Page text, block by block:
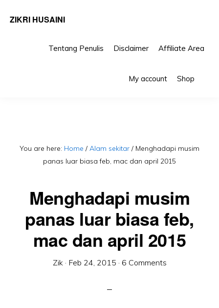
ZIKRI HUSAINI
Tentang Penulis Disclaimer Affiliate Area
My account Shop
You are here: Home / Alam sekitar / Menghadapi musim
panas luar biasa feb, mac dan april 2015
Menghadapi musim
panas luar biasa feb,
mac dan april 2015
Zik· Feb 24, 2015 · 6 Comments